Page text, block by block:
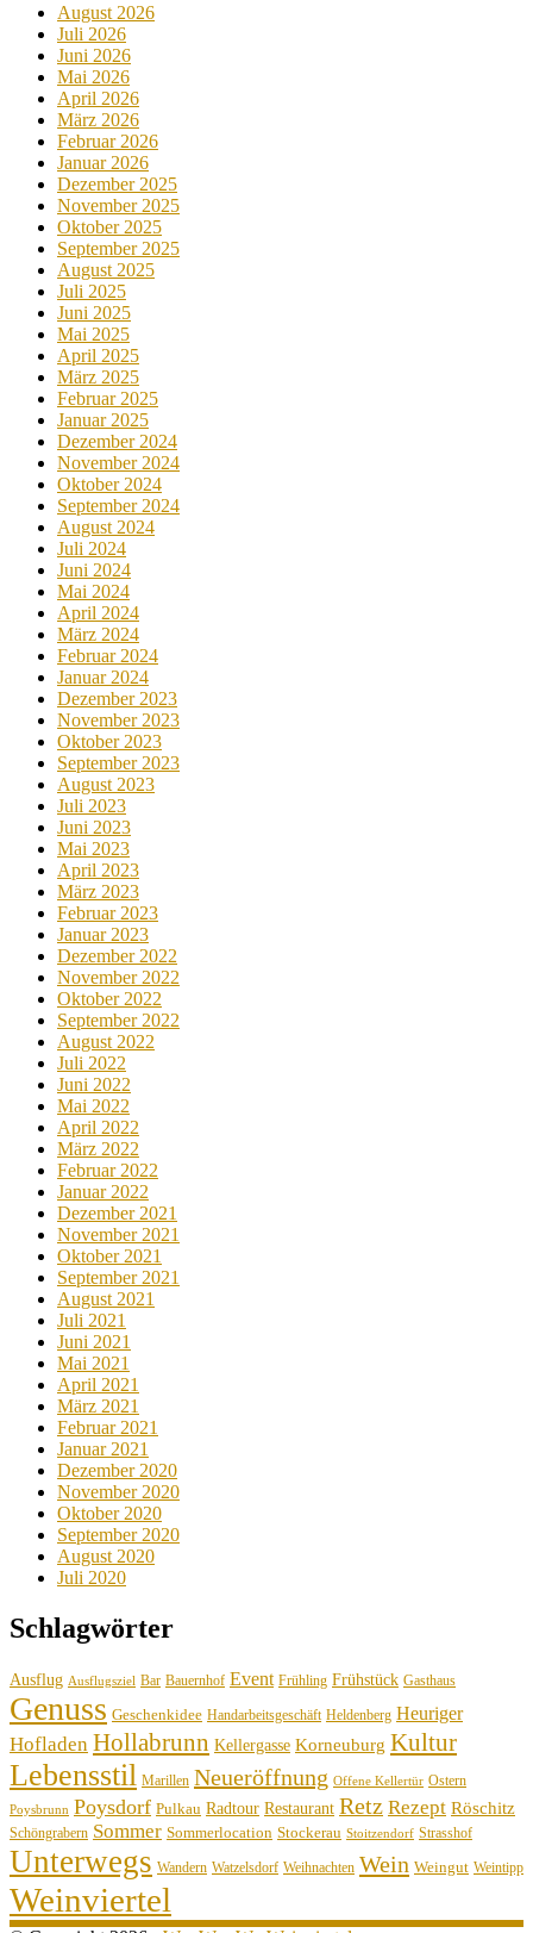
August 2026
Juli 2026
Juni 2026
Mai 2026
April 2026
März 2026
Februar 2026
Januar 2026
Dezember 2025
November 2025
Oktober 2025
September 2025
August 2025
Juli 2025
Juni 2025
Mai 2025
April 2025
März 2025
Februar 2025
Januar 2025
Dezember 2024
November 2024
Oktober 2024
September 2024
August 2024
Juli 2024
Juni 2024
Mai 2024
April 2024
März 2024
Februar 2024
Januar 2024
Dezember 2023
November 2023
Oktober 2023
September 2023
August 2023
Juli 2023
Juni 2023
Mai 2023
April 2023
März 2023
Februar 2023
Januar 2023
Dezember 2022
November 2022
Oktober 2022
September 2022
August 2022
Juli 2022
Juni 2022
Mai 2022
April 2022
März 2022
Februar 2022
Januar 2022
Dezember 2021
November 2021
Oktober 2021
September 2021
August 2021
Juli 2021
Juni 2021
Mai 2021
April 2021
März 2021
Februar 2021
Januar 2021
Dezember 2020
November 2020
Oktober 2020
September 2020
August 2020
Juli 2020
Schlagwörter
Ausflug Ausflugsziel Bar Bauernhof Event Frühling Frühstück Gasthaus
Genuss Geschenkidee Handarbeitsgeschäft Heldenberg Heuriger
Hofladen Hollabrunn Kellergasse Korneuburg Kultur
Lebensstil Marillen Neueröffnung Offene Kellertür Ostern
Poysbrunn Poysdorf Pulkau Radtour Restaurant Retz Rezept Röschitz
Schöngrabern Sommer Sommerlocation Stockerau Stoitzendorf Strasshof
Unterwegs Wandern Watzelsdorf Weihnachten Wein Weingut Weintipp
Weinviertel